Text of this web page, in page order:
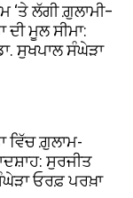
‘ਤੇ ਲੱਗੀ ਗ਼ੁਲਾਮੀ–
ਦੀ ਮੂਲ ਸੀਮਾ:
ਸੁਖਪਾਲ ਸੰਘੇੜਾ
ਵਿੱਚ ਗ਼ੁਲਾਮ-
ਸੁਰਜੀਤ
ਓਰਫ਼ ਪਰਖ਼ਾ